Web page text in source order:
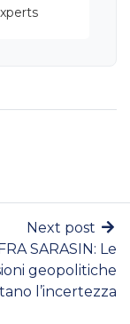
Next post
SARASIN: Le
geopolitiche
l’incertezza